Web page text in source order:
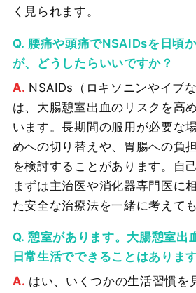
く見られます。
腰痛や頭痛でNSAIDsを日頃
が、どうしたらいいですか？
NSAIDs（ロキソニンやイブ
は、大腸憩室出血のリスクを高
います。長期間の服用が必要な
めへの切り替えや、胃腸への負
を検討することがあります。自
まずは主治医や消化器専門医に
た安全な治療法を一緒に考えて
憩室があります。大腸憩室出
日常生活でできることはありま
はい、いくつかの生活習慣を